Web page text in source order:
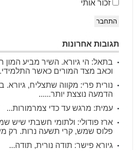
זכור אותי
התחבר
תגובות אחרונות
בתאל: הי גיורא. השיר מביע המון
וכאב מצד המורים כאשר
נורית פרי: מקווה שתצליח, גיורא.
הדמעה נוצצת יותר......
עמית: מרגש עד כדי צמרמורות...
ארז פודולי: ולתומי חשבתי שיש
פלוס שמש, קרי תשעה נרות. רק
גיורא פישר: תודה נורית, תודה...